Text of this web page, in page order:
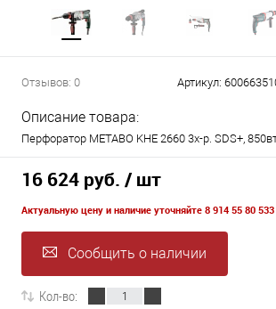
Отзывов: 0 Артикул:
Описание товара:
Перфоратор METABO KHE 2660 3х-р. SDS+,
16 624 руб. / шт
Актуальную цену и наличие уточняйте 8 914 55 80 533
Сообщить о наличии
Кол-во: